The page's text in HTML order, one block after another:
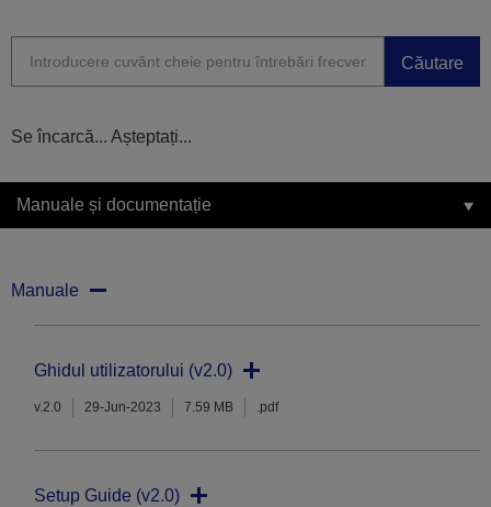
Căutare
Se încarcă... Așteptați...
Manuale și documentație
Manuale
Ghidul utilizatorului (v2.0)
v.2.0 29-Jun-2023 7.59 MB .pdf
Setup Guide (v2.0)